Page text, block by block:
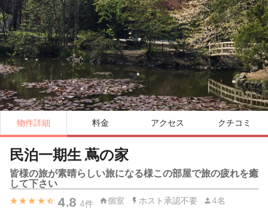
物件詳細 料金 アクセス クチコミ
民泊一期生 蔦の家
皆様の旅が素晴らしい旅になる様この部屋で旅の疲れを癒
して下さい
4.8 4件 個室 ホスト承認不要 4名